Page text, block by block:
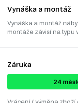
Vynáška a montáž
Vynáška a montáž
montáže závisí na typu
Záruka
24